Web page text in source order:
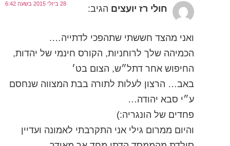
חולי רז יועצים הגיב: 28 ביולי 2015 בשעה 6:42
ואני מהצד חששתי שתהפכי לדתייה….
הכמיהה שלך לרוחניות, הקורס חינמי של יהדות,
החיפוש אחר דתל״ש, הצום בט׳
באב… הרצון לעלות לתורה בבת המצווה שנחסם
ע״י סבא יהודה…
פחדים של הונגריה:)
והיום ממרום גילי אני התקרבתי לאמונה ועדיין